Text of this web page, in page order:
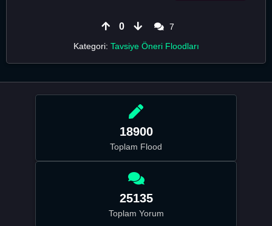
0
7
Kategori: Tavsiye Öneri Floodları
18900
Toplam Flood
25135
Toplam Yorum